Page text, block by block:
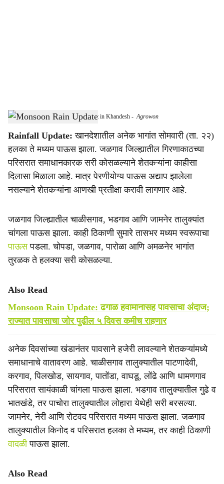
a
r
e
Rain Brings Relief to Girna River Belt in Khandesh -Agrowon
Rainfall Update: खानदेशातील अनेक भागांत सोमवारी (ता. २२)
हलका ते मध्यम पाऊस झाला. जळगाव जिल्ह्यातील गिरणाकाठच्या
परिसरात समाधानकारक सरी कोसळल्याने शेतकऱ्यांना काहीसा
दिलासा मिळाला आहे. मात्र पेरणीयोग्य पाऊस अद्याप झालेला
नसल्याने शेतकऱ्यांना आणखी प्रतीक्षा करावी लागणार आहे.
जळगाव जिल्ह्यातील चाळीसगाव, भडगाव आणि जामनेर तालुक्यांत
चांगला पाऊस झाला. काही ठिकाणी सुमारे तासभर मध्यम स्वरूपाचा
पाऊसपडला. चोपडा, जळगाव, पारोळा आणि अमळनेर भागांत
तुरळक ते हलक्या सरी कोसळल्या.
Also Read
Monsoon Rain Update: ढगाळ हवामानासह पावसाचा अंदाज;
राज्यात पावसाचा जोर पुढील ५ दिवस कमीच राहणार
अनेक दिवसांच्या खंडानंतर पावसाने हजेरी लावल्याने शेतकऱ्यांमध्ये
समाधानाचे वातावरण आहे. चाळीसगाव तालुक्यातील पाटणादेवी,
करगाव, पिलखोड, सायगाव, पातोंडा, वाघडू, लोंढे आणि धामणगाव
परिसरात सायंकाळी चांगला पाऊस झाला. भडगाव तालुक्यातील गुढे व
भातखंडे, तर पाचोरा तालुक्यातील लोहारा येथेही सरी बरसल्या.
जामनेर, नेरी आणि रोटवद परिसरात मध्यम पाऊस झाला. जळगाव
तालुक्यातील किनोद व परिसरात हलका ते मध्यम, तर काही ठिकाणी
वादळीपाऊस झाला.
Also Read